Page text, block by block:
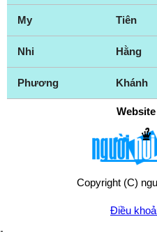
My Tiên
Nhi Hằng
Phương Khánh
Copyright (C)
Điều